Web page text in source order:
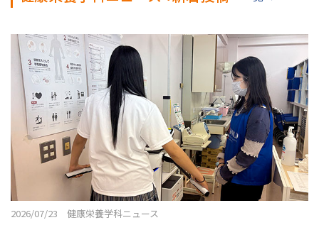
2026/07/23 健康栄養学科ニュース